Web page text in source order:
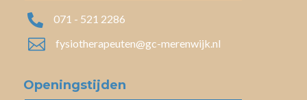
 071 - 521 2286
 fysiotherapeuten@gc-merenwijk.nl
Openingstijden